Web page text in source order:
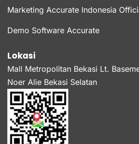
Marketing Accurate Indonesia
Demo Software Accurate
Lokasi
Mall Metropolitan Bekasi Lt.
Noer Alie Bekasi Selatan